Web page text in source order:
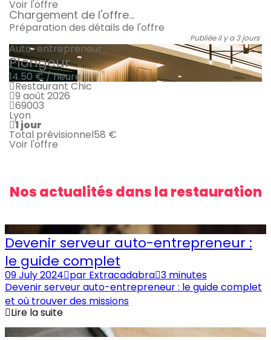
Voir l'offre
Chargement de l'offre...
Préparation des détails de l'offre
Publiée il y a 3 jours
Auto-entrepreneur
Plongeur
14.50 € / heure
Restaurant Chic
9 août 2026
69003
Lyon
1 jour
Total prévisionnel58 €
Voir l'offre
Nos actualités dans la restauration
Devenir serveur auto-entrepreneur :
le guide complet
09 July 2024 par Extracadabra 3 minutes
Devenir serveur auto-entrepreneur : le guide complet
et où trouver des missions
Lire la suite